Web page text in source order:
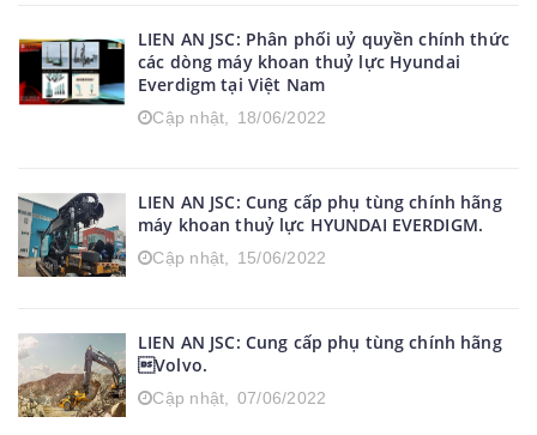
LIEN AN JSC: Phân phối uỷ quyền chính thức
các dòng máy khoan thuỷ lực Hyundai
Everdigm tại Việt Nam
Cập nhật, 18/06/2022
LIEN AN JSC: Cung cấp phụ tùng chính hãng
máy khoan thuỷ lực HYUNDAI EVERDIGM.
Cập nhật, 15/06/2022
LIEN AN JSC: Cung cấp phụ tùng chính hãng
Volvo.
Cập nhật, 07/06/2022